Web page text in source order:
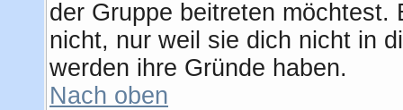
der Gruppe beitreten möchtest.
nicht, nur weil sie dich nicht in
werden ihre Gründe haben.
Nach oben